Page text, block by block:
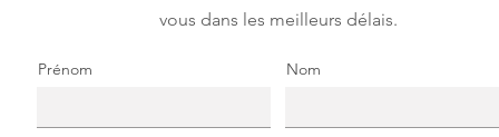
vous dans les meilleurs délais.
Prénom Nom